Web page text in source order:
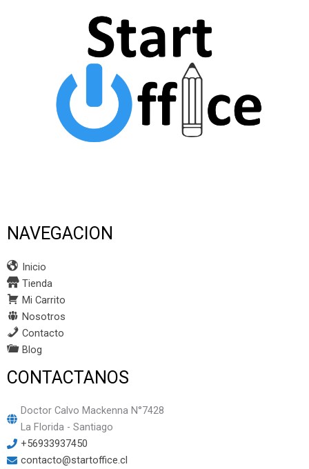
NAVEGACION
Inicio
Tienda
Mi Carrito
Nosotros
Contacto
Blog
CONTACTANOS
Doctor Calvo Mackenna N°7428
La Florida - Santiago
+56933937450
contacto@startoffice.cl